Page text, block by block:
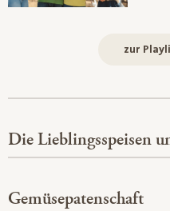
zur
Die Lieblingsspeisen
Gemüsepatenschaft